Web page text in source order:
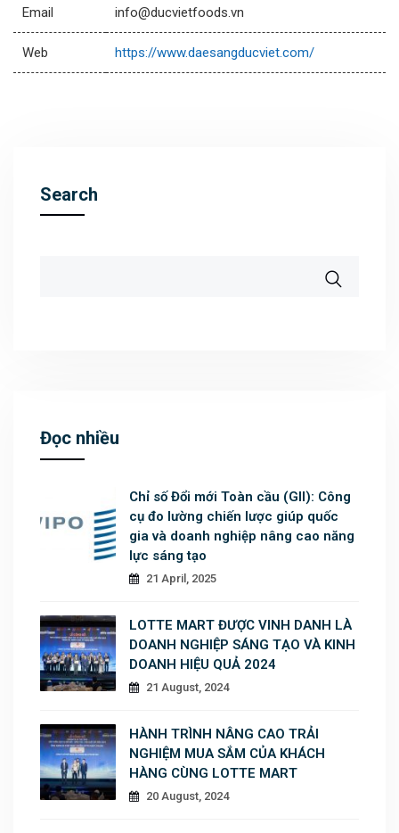
Email info@ducvietfoods.vn
Web https://www.daesangducviet.com/
Search
Đọc nhiều
Chỉ số Đổi mới Toàn cầu (GII): Công
cụ đo lường chiến lược giúp quốc
gia và doanh nghiệp nâng cao năng
lực sáng tạo
21 April, 2025
LOTTE MART ĐƯỢC VINH DANH LÀ
DOANH NGHIỆP SÁNG TẠO VÀ KINH
DOANH HIỆU QUẢ 2024
21 August, 2024
HÀNH TRÌNH NÂNG CAO TRẢI
NGHIỆM MUA SẮM CỦA KHÁCH
HÀNG CÙNG LOTTE MART
20 August, 2024